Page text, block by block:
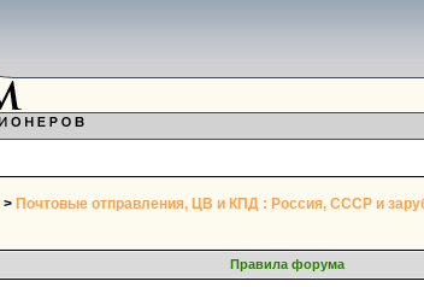
> Почтовые отправления, ЦВ и КПД : Россия, СССР и
Правила форума